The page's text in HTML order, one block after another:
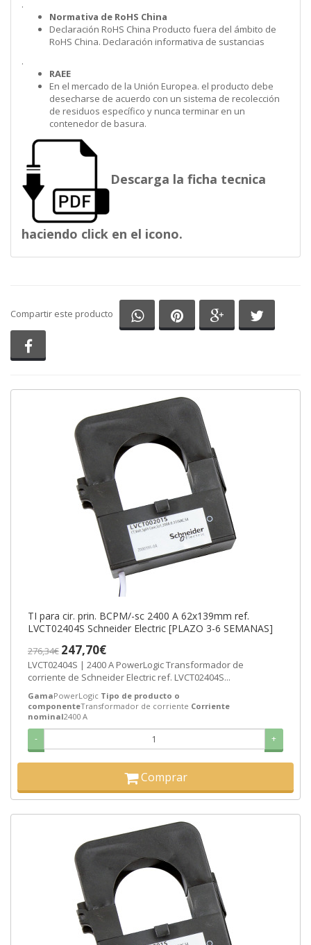
.
Normativa de RoHS China
Declaración RoHS China Producto fuera del ámbito de
RoHS China. Declaración informativa de sustancias
.
RAEE
En el mercado de la Unión Europea. el producto debe
desecharse de acuerdo con un sistema de recolección
de residuos específico y nunca terminar en un
contenedor de basura.
Descarga la ficha tecnica
haciendo click en el icono.
Compartir este producto Compartir en Whatsapp
Compartir en Pinterest
Compartir en
TI para cir. prin. BCPM/-sc 2400 A 62x139mm ref.
LVCT02404S Schneider Electric [PLAZO 3-6 SEMANAS]
276,34€ 247,70€
LVCT02404S | 2400 A PowerLogic Transformador de
corriente de Schneider Electric ref. LVCT02404S...
GamaPowerLogic Tipo de producto o
componenteTransformador de corriente Corriente
nominal2400 A
- +
Comprar